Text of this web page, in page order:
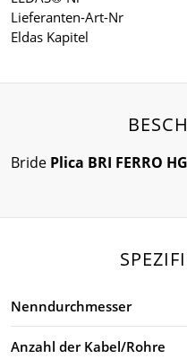
Lieferanten-Art-Nr
Eldas Kapitel
Bride Plica BRI FERRO HG
Nenndurchmesser
Anzahl der Kabel/Rohre